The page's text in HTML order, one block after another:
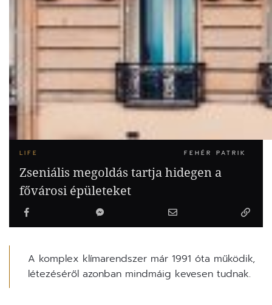
LIFE FEHÉR PATRIK
Zseniális megoldás tartja hidegen a
fővárosi épületeket
A komplex klímarendszer már 1991 óta működik,
létezéséről azonban mindmáig kevesen tudnak.